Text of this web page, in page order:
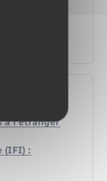
sa
fiscale ?
à l'étranger
(IFI) :